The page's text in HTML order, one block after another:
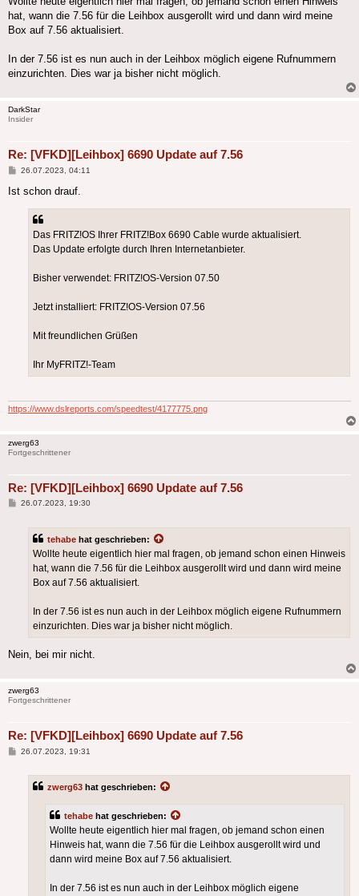
hat, wann die 7.56 für die Leihbox ausgerollt wird und dann wird meine
Box auf 7.56 aktualisiert.
In der 7.56 ist es nun auch in der Leihbox möglich eigene Rufnummern
einzurichten. Dies war ja bisher nicht möglich.
DarkStar
Insider
Re: [VFKD][Leihbox] 6690 Update auf 7.56
Beitrag
26.07.2023, 04:11
Ist schon drauf.
Das FRITZ!OS Ihrer FRITZ!Box 6690 Cable wurde aktualisiert.
Das Update erfolgte durch Ihren Internetanbieter.
Bisher verwendet: FRITZ!OS-Version 07.50
Jetzt installiert: FRITZ!OS-Version 07.56
Mit freundlichen Grüßen
Ihr MyFRITZ!-Team
https://www.dslreports.com/speedtest/4177775.png
zwerg63
Fortgeschrittener
Re: [VFKD][Leihbox] 6690 Update auf 7.56
Beitrag
26.07.2023, 19:30
tehabe hat geschrieben:
Wollte heute eigentlich hier mal fragen, ob jemand schon einen Hinweis
hat, wann die 7.56 für die Leihbox ausgerollt wird und dann wird meine
Box auf 7.56 aktualisiert.
In der 7.56 ist es nun auch in der Leihbox möglich eigene Rufnummern
einzurichten. Dies war ja bisher nicht möglich.
Nein, bei mir nicht.
zwerg63
Fortgeschrittener
Re: [VFKD][Leihbox] 6690 Update auf 7.56
Beitrag
26.07.2023, 19:31
zwerg63 hat geschrieben:
tehabe hat geschrieben:
Wollte heute eigentlich hier mal fragen, ob jemand schon einen
Hinweis hat, wann die 7.56 für die Leihbox ausgerollt wird und
dann wird meine Box auf 7.56 aktualisiert.
In der 7.56 ist es nun auch in der Leihbox möglich eigene